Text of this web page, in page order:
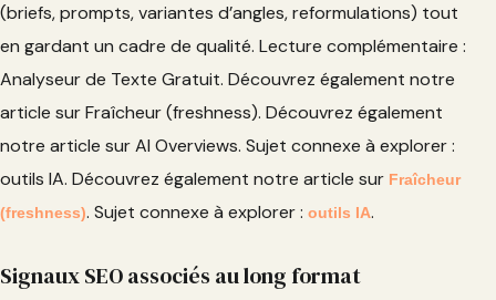
(briefs, prompts, variantes d’angles, reformulations) tout
en gardant un cadre de qualité. Lecture complémentaire :
Analyseur de Texte Gratuit. Découvrez également notre
article sur Fraîcheur (freshness). Découvrez également
notre article sur AI Overviews. Sujet connexe à explorer :
outils IA. Découvrez également notre article sur Fraîcheur
(freshness). Sujet connexe à explorer : outils IA.
Signaux SEO associés au long format